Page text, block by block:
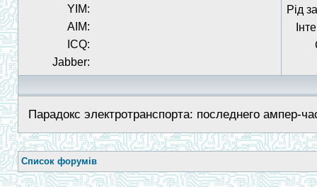
YIM:
AIM:
ICQ:
Jabber:
Рід
Парадокс электротранспорта: последнего ампер-
Список форумів